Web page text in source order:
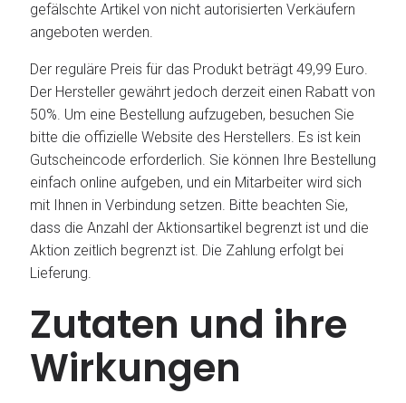
gefälschte Artikel von nicht autorisierten Verkäufern
angeboten werden.
Der reguläre Preis für das Produkt beträgt 49,99 Euro.
Der Hersteller gewährt jedoch derzeit einen Rabatt von
50%. Um eine Bestellung aufzugeben, besuchen Sie
bitte die offizielle Website des Herstellers. Es ist kein
Gutscheincode erforderlich. Sie können Ihre Bestellung
einfach online aufgeben, und ein Mitarbeiter wird sich
mit Ihnen in Verbindung setzen. Bitte beachten Sie,
dass die Anzahl der Aktionsartikel begrenzt ist und die
Aktion zeitlich begrenzt ist. Die Zahlung erfolgt bei
Lieferung.
Zutaten und ihre
Wirkungen